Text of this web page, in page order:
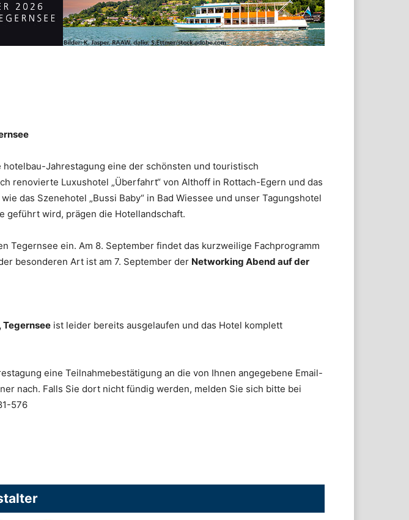
Jahrestagung eine der schönsten und touristisch
renovierte Luxushotel „Überfahrt“ von Althoff in Rottach-Egern und das
das Szenehotel „Bussi Baby“ in Bad Wiessee und unser Tagungshotel
geführt wird, prägen die Hotellandschaft.
Tegernsee ein. Am 8. September findet das kurzweilige Fachprogramm
besonderen Art ist am 7. September der Networking Abend auf der
Tegernsee ist leider bereits ausgelaufen und das Hotel komplett
eine Teilnahmebestätigung an die von Ihnen angegebene Email-
nach. Falls Sie dort nicht fündig werden, melden Sie sich bitte bei
576